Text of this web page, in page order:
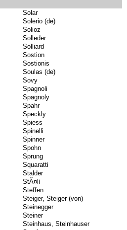
Solar
Solerio (de)
Solioz
Solleder
Solliard
Sostion
Sostionis
Soulas (de)
Sovy
Spagnoli
Spagnoly
Spahr
Speckly
Spiess
Spinelli
Spinner
Spohn
Sprung
Squaratti
Stalder
StÃ¤li
Steffen
Steiger, Steiger (von)
Steinegger
Steiner
Steinhaus, Steinhauser